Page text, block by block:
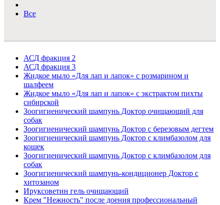
Все
АСД фракция 2
АСД фракция 3
Жидкое мыло «Для лап и лапок» с розмарином и
шалфеем
Жидкое мыло «Для лап и лапок» с экстрактом пихты
сибирской
Зоогигиенический шампунь Доктор очищающий для
собак
Зоогигиенический шампунь Доктор с березовым дегтем
Зоогигиенический шампунь Доктор с климбазолом для
кошек
Зоогигиенический шампунь Доктор с климбазолом для
собак
Зоогигиенический шампунь-кондиционер Доктор с
хитозаном
Ируксоветин гель очищающий
Крем "Нежность" после доения профессиональный